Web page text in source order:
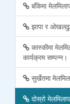
बाँकेमा
झापा र
कास्कीमा
कार्यक्रम सम्पन्न।
सुर्खेतमा
दोस्रो